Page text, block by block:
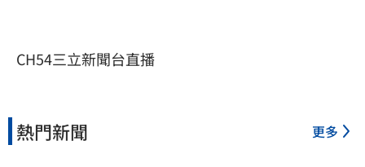
CH54三立新聞台直播
熱門新聞 更多